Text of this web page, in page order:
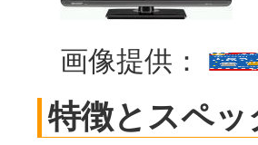
画像提供：
特徴とスペッ